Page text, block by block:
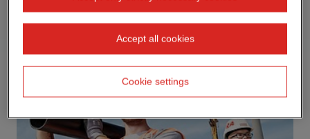
Accept all cookies
Cookie settings